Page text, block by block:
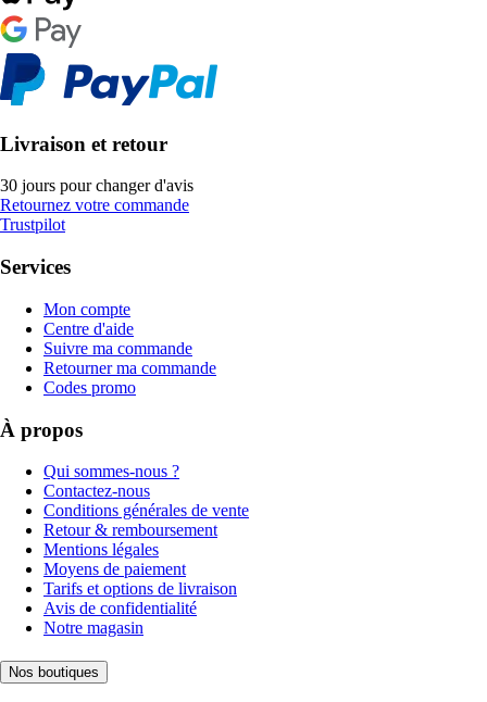
Livraison et retour
30 jours pour changer d'avis
Retournez votre commande
Trustpilot
Services
Mon compte
Centre d'aide
Suivre ma commande
Retourner ma commande
Codes promo
À propos
Qui sommes-nous ?
Contactez-nous
Conditions générales de vente
Retour & remboursement
Mentions légales
Moyens de paiement
Tarifs et options de livraison
Avis de confidentialité
Notre magasin
Nos boutiques